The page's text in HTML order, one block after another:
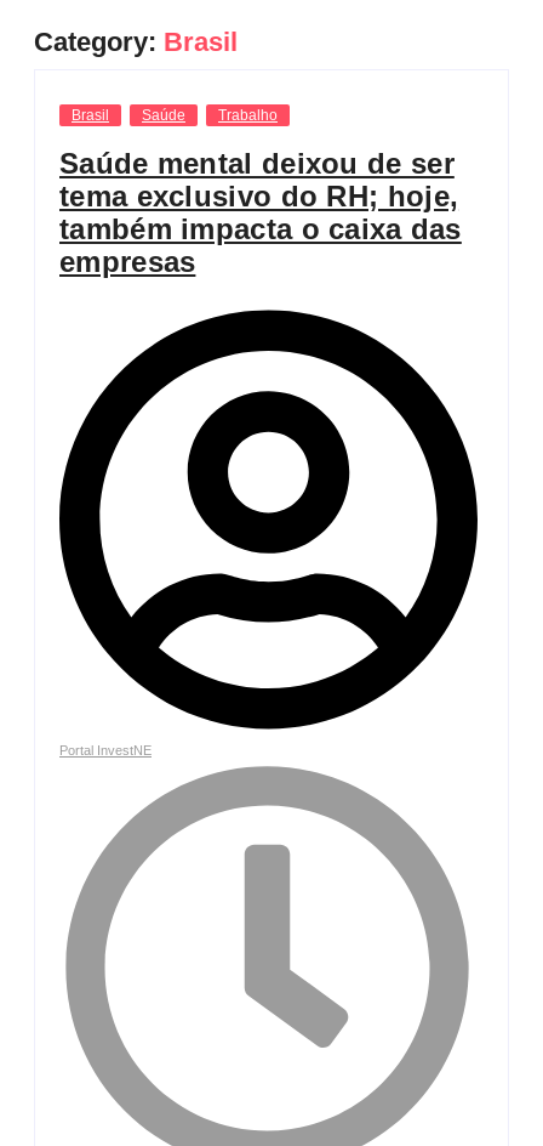
Category: Brasil
Brasil Saúde Trabalho
Saúde mental deixou de ser
tema exclusivo do RH; hoje,
também impacta o caixa das
empresas
Portal InvestNE